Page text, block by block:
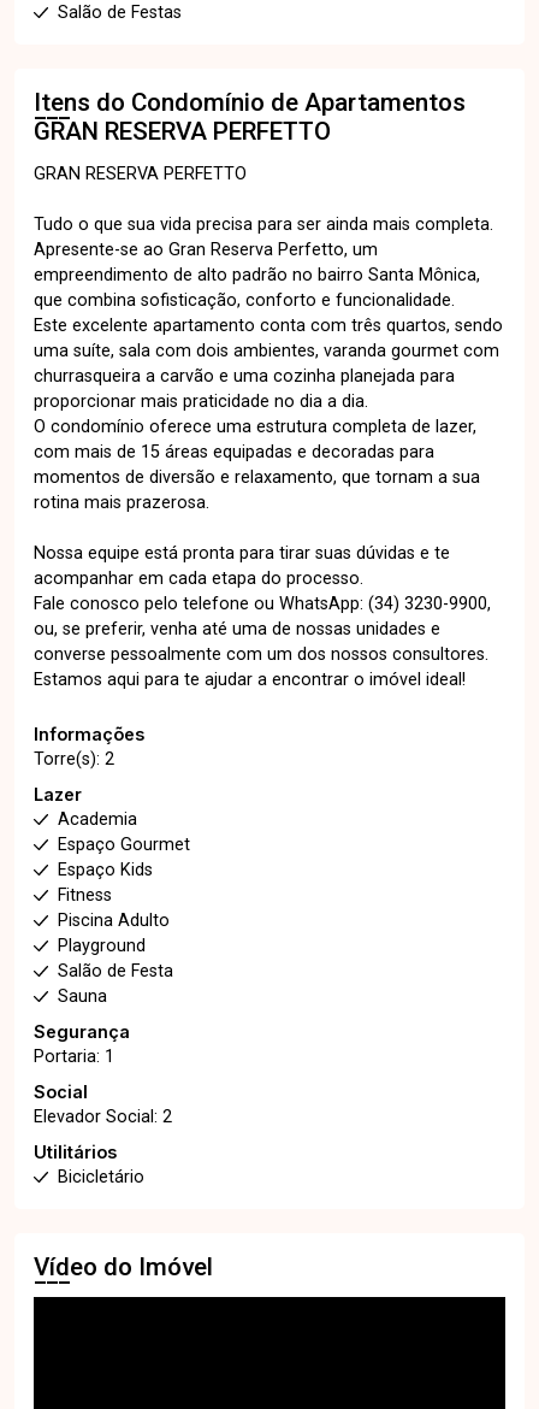
Salão de Festas
Itens do Condomínio de Apartamentos
GRAN RESERVA PERFETTO
GRAN RESERVA PERFETTO
Tudo o que sua vida precisa para ser ainda mais completa.
Apresente-se ao Gran Reserva Perfetto, um
empreendimento de alto padrão no bairro Santa Mônica,
que combina sofisticação, conforto e funcionalidade.
Este excelente apartamento conta com três quartos, sendo
uma suíte, sala com dois ambientes, varanda gourmet com
churrasqueira a carvão e uma cozinha planejada para
proporcionar mais praticidade no dia a dia.
O condomínio oferece uma estrutura completa de lazer,
com mais de 15 áreas equipadas e decoradas para
momentos de diversão e relaxamento, que tornam a sua
rotina mais prazerosa.
Nossa equipe está pronta para tirar suas dúvidas e te
acompanhar em cada etapa do processo.
Fale conosco pelo telefone ou WhatsApp: (34) 3230-9900,
ou, se preferir, venha até uma de nossas unidades e
converse pessoalmente com um dos nossos consultores.
Estamos aqui para te ajudar a encontrar o imóvel ideal!
Informações
Torre(s): 2
Lazer
Academia
Espaço Gourmet
Espaço Kids
Fitness
Piscina Adulto
Playground
Salão de Festa
Sauna
Segurança
Portaria: 1
Social
Elevador Social: 2
Utilitários
Bicicletário
Vídeo do Imóvel